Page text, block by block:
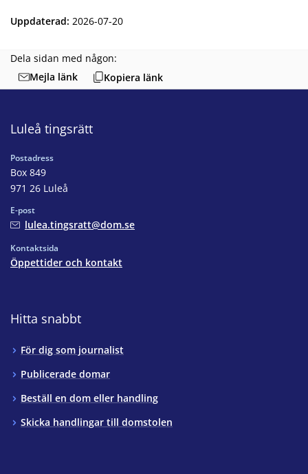
Uppdaterad: 2026-07-20
Dela sidan med någon:
Mejla länk
Kopiera länk
Luleå tingsrätt
Postadress
Box 849
971 26 Luleå
E-post
lulea.tingsratt@dom.se
Kontaktsida
Öppettider och kontakt
Hitta snabbt
För dig som journalist
Publicerade domar
Beställ en dom eller handling
Skicka handlingar till domstolen